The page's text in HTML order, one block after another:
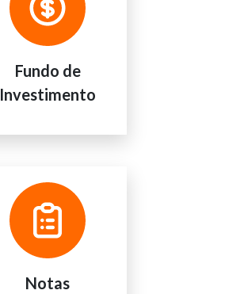
Fundo de
Investimento
Notas